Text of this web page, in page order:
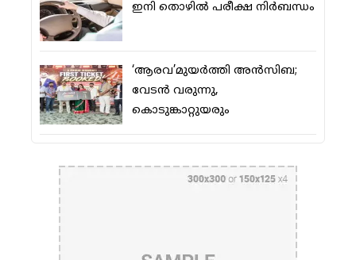
ഇനി തൊഴില്‍ പരീക്ഷ നിര്‍ബന്ധം
‘ആരവ’മുയര്‍ത്തി അന്‍സിബ;
വേടന്‍ വരുന്നു,
കൊടുങ്കാറ്റുയരും